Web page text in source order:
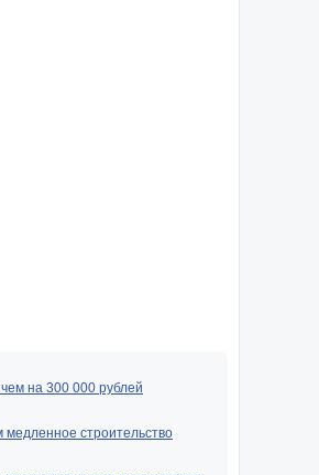
на 300 000 рублей
строительство